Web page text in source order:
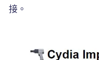
接。